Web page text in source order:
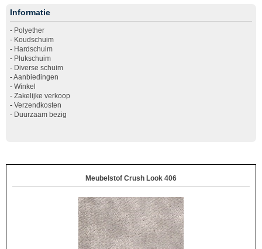
Informatie
- Polyether
- Koudschuim
- Hardschuim
- Plukschuim
- Diverse schuim
-Aanbiedingen
- Winkel
- Zakelijke verkoop
- Verzendkosten
- Duurzaam bezig
Meubelstof Crush Look 406